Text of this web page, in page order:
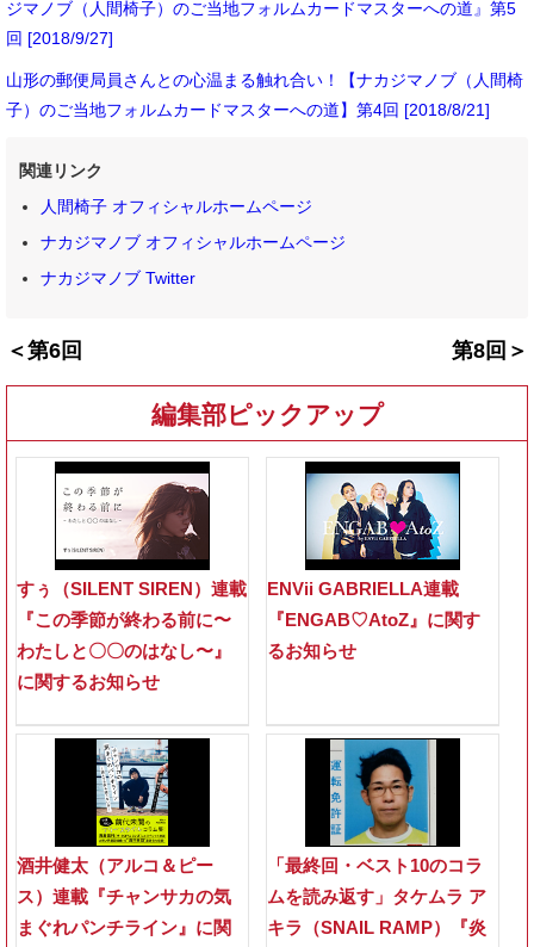
ジマノブ（人間椅子）のご当地フォルムカードマスターへの道』第5
回 [2018/9/27]
山形の郵便局員さんとの心温まる触れ合い！【ナカジマノブ（人間椅
子）のご当地フォルムカードマスターへの道】第4回 [2018/8/21]
関連リンク
人間椅子 オフィシャルホームページ
ナカジマノブ オフィシャルホームページ
ナカジマノブ Twitter
＜第6回 第8回＞
編集部ピックアップ
すぅ（SILENT SIREN）連載
『この季節が終わる前に〜
わたしと〇〇のはなし〜』
に関するお知らせ
ENVii GABRIELLA連載
『ENGAB♡AtoZ』に関す
るお知らせ
酒井健太（アルコ＆ピー
ス）連載『チャンサカの気
まぐれパンチライン』に関
「最終回・ベスト10のコラ
ムを読み返す」タケムラ ア
キラ（SNAIL RAMP）『炎